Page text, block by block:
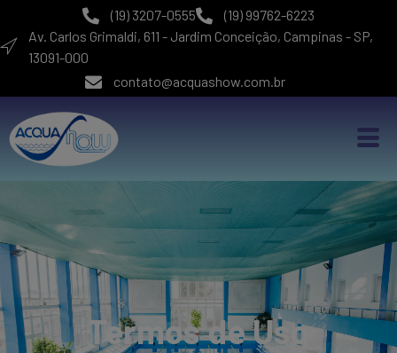
(19) 3207-0555
(19) 99762-6223
Av. Carlos Grimaldi, 611 - Jardim Conceição, Campinas - SP,
13091-000
contato@acquashow.com.br
Termos de Uso